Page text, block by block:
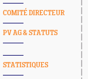
COMITÉ DIRECTEUR
PV AG & STATUTS
STATISTIQUES